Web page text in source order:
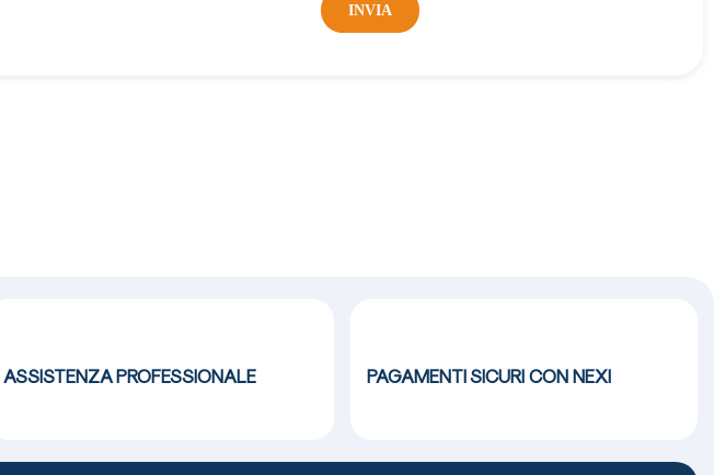
INVIA
ASSISTENZAPROFESSIONALE PAGAMENTI SICURI CON NEXI